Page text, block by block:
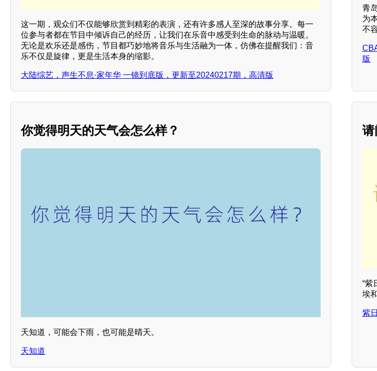
这一期，观众们不仅能够欣赏到精彩的表演，还有许多感人至深的故事分享。每一
位参与者都在节目中倾诉自己的经历，让我们在乐音中感受到生命的脉动与温暖。
无论是欢乐还是感伤，节目都巧妙地将音乐与生活融为一体，仿佛在提醒我们：音
乐不仅是旋律，更是生活本身的缩影。
大陆综艺，声生不息·家年华 一镜到底版，更新至20240217期，高清版
青
为
不
版
你觉得明天的天气会怎么样？
天知道，可能会下雨，也可能是晴天。
天知道
请
“紫
埃
紫日